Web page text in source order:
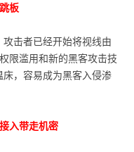
板
击者已经开始将视线由
限滥用和新的黑客攻击技
，容易成为黑客入侵渗
入带走机密